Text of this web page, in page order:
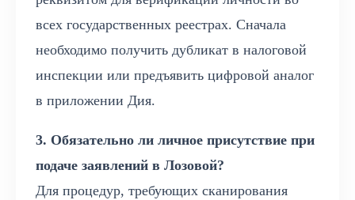
всех государственных реестрах. Сначала
необходимо получить дубликат в налоговой
инспекции или предъявить цифровой аналог
в приложении Дия.
3. Обязательно ли личное присутствие при
подаче заявлений в Лозовой?
Для процедур, требующих сканирования